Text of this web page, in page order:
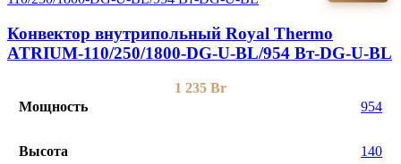
Конвектор внутрипольный Royal Thermo
ATRIUM-110/250/1800-DG-U-BL/954 Вт-DG-U-BL
1 235 Br
Мощность
954
Высота 140